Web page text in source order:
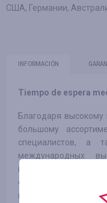
США, Германии,
INFORMACIÓN
Tiempo de espera
Благодаря высокому
большому
специалистов, а
международных
магазин
стал одним из